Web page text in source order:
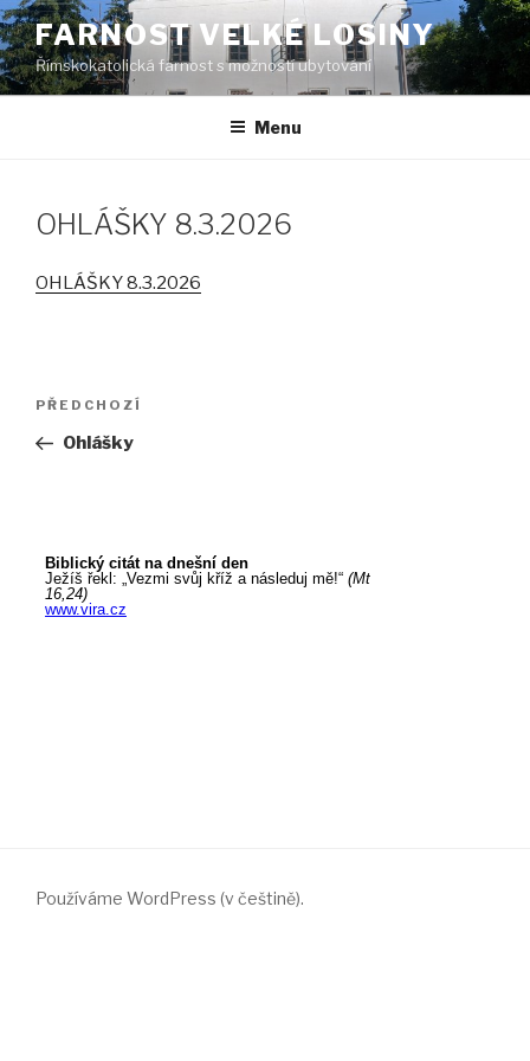
Přejít
k
obsahu
webu
FARNOST VELKÉ LOSINY
Římskokatolická farnost s možností ubytování
Menu
OHLÁŠKY 8.3.2026
OHLÁŠKY 8.3.2026
Navigace
příspěvek
Předchozí
příspěvek
PŘEDCHOZÍ
Ohlášky
Používáme WordPress (v češtině).